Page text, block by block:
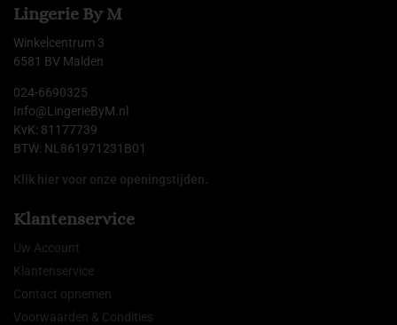
Lingerie By M
Winkelcentrum 3
6581 BV Malden
024-6690325
Info@LingerieByM.nl
KvK: 81177739
BTW: NL861971231B01
Klik hier voor onze openingstijden.
Klantenservice
Uw Account
Klantenservice
Contact opnemen
Voorwaarden & Condities